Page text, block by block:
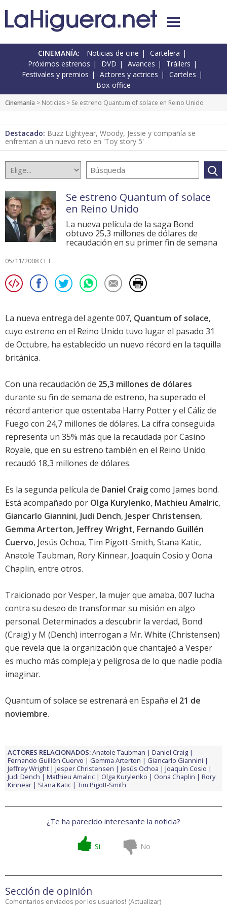
CINEMANÍA: Noticias de cine
Cartelera
Próximos estrenos
DVD Avances
Tráilers
Festivales y premios
Actores y actrices
Carteles
Box-office
Cinemanía > Noticias > Se estreno Quantum of solace en Reino Unido
Destacado: Buzz Lightyear, Woody, Jessie y compañía se
enfrentan a un nuevo reto en 'Toy story 5'
Se estreno Quantum of solace
en Reino Unido
La nueva película de la saga Bond
obtuvo 25,3 millones de dólares de
recaudación en su primer fin de semana
05/11/2008 CET
La nueva entrega del agente 007, Quantum of solace,
cuyo estreno en el Reino Unido tuvo lugar el pasado 31
de Octubre, ha establecido un nuevo récord en la taquilla
británica.
Con una recaudación de 25,3 millones de dólares
durante su fin de semana de estreno, ha superado el
récord anterior que ostentaba Harry Potter y el Cáliz de
Fuego con 24,7 millones de dólares. La cifra conseguida
representa un 35% más que la recaudada porCasino
Royale, que en su estreno también en el Reino Unido
recaudó 18,3 millones de dólares.
Es la segunda película de Daniel Craigcomo James bond.
Está acompañado por Olga Kurylenko, Mathieu Amalric,
Giancarlo Giannini, Judi Dench, Jesper Christensen,
Gemma Arterton, Jeffrey Wright, Fernando Guillén
Cuervo, Jesús Ochoa, Tim Pigott-Smith, Stana Katic,
Anatole Taubman, Rory Kinnear, Joaquín Cosio yOona
Chaplin, entre otros.
Traicionado por Vesper, la mujer que amaba, 007 lucha
contra su deseo de transformar su misión en algo
personal. Determinados a descubrir la verdad, Bond
(Craig) y M (Dench) interrogan a Mr. White (Christensen)
que revela que la organización que chantajeó a Vesper
es mucho más compleja y peligrosa de lo que nadie podía
imaginar.
Quantum of solace se estrenará en España el 21 de
noviembre.
ACTORES RELACIONADOS:Anatole Taubman
Daniel Craig
Fernando Guillén Cuervo
Gemma Arterton
Giancarlo Giannini
Jeffrey Wright
Jesper Christensen Jesús Ochoa
Joaquín Cosio
Judi Dench
Mathieu Amalric Olga Kurylenko Oona Chaplin
Rory
Kinnear
Stana Katic Tim Pigott-Smith
¿Te ha parecido interesante la noticia?
Si No
Sección de opinión
Comentarios enviados por los usuarios! (Actualizar)